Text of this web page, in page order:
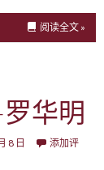
阅读全文 »
华明
8 日
添加评